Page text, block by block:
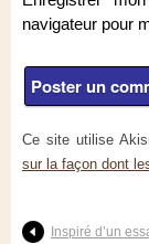
navigateur pour
Ce site utilise
sur la façon dont
Inspiré d’un